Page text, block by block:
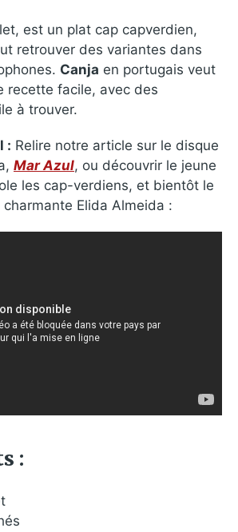
est un plat cap capverdien,
retrouver des variantes dans
Canja en portugais veut
recette facile, avec des
à trouver.
: Relire notre article sur le disque
Mar Azul, ou découvrir le jeune
les cap-verdiens, et bientôt le
Elida Almeida :
: